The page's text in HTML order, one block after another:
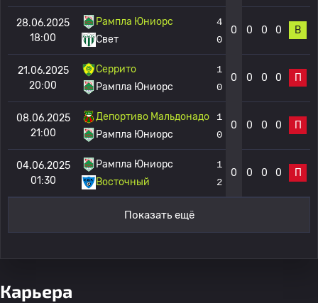
28.06.2025
18:00
Рампла Юниорс
Свет
4
0
0 0 0 0 В
21.06.2025
20:00
Серрито
Рампла Юниорс
1
0
0 0 0 0 П
08.06.2025
21:00
Депортиво Мальдонадо
Рампла Юниорс
1
0
0 0 0 0 П
04.06.2025
01:30
Рампла Юниорс
Восточный
1
2
0 0 0 0 П
Показать ещё
Карьера